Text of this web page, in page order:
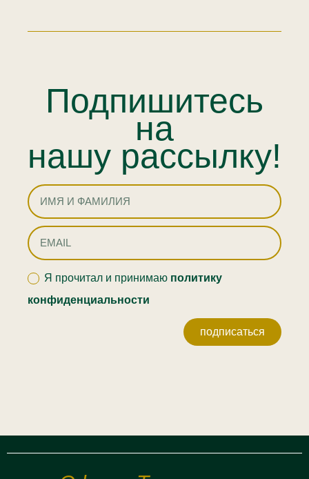
Подпишитесь
на
нашу рассылку!
Я прочитал и принимаю политику
конфиденциальности
подписаться